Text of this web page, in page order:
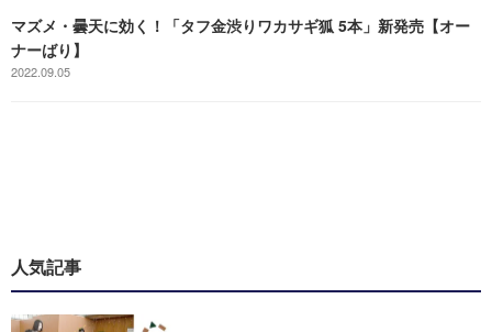
マズメ・曇天に効く！「タフ金渋りワカサギ狐 5本」新発売【オー
ナーばり】
2022.09.05
人気記事